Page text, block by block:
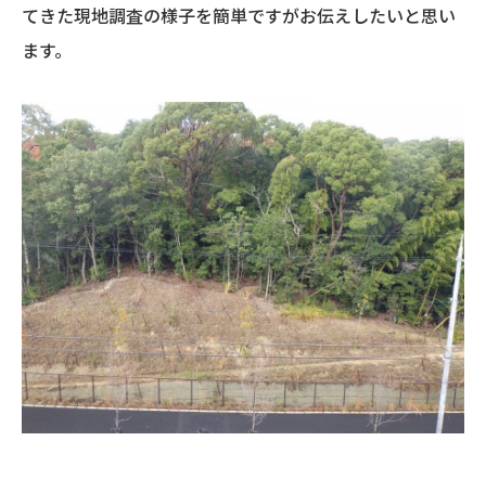
てきた現地調査の様子を簡単ですがお伝えしたいと思い
ます。